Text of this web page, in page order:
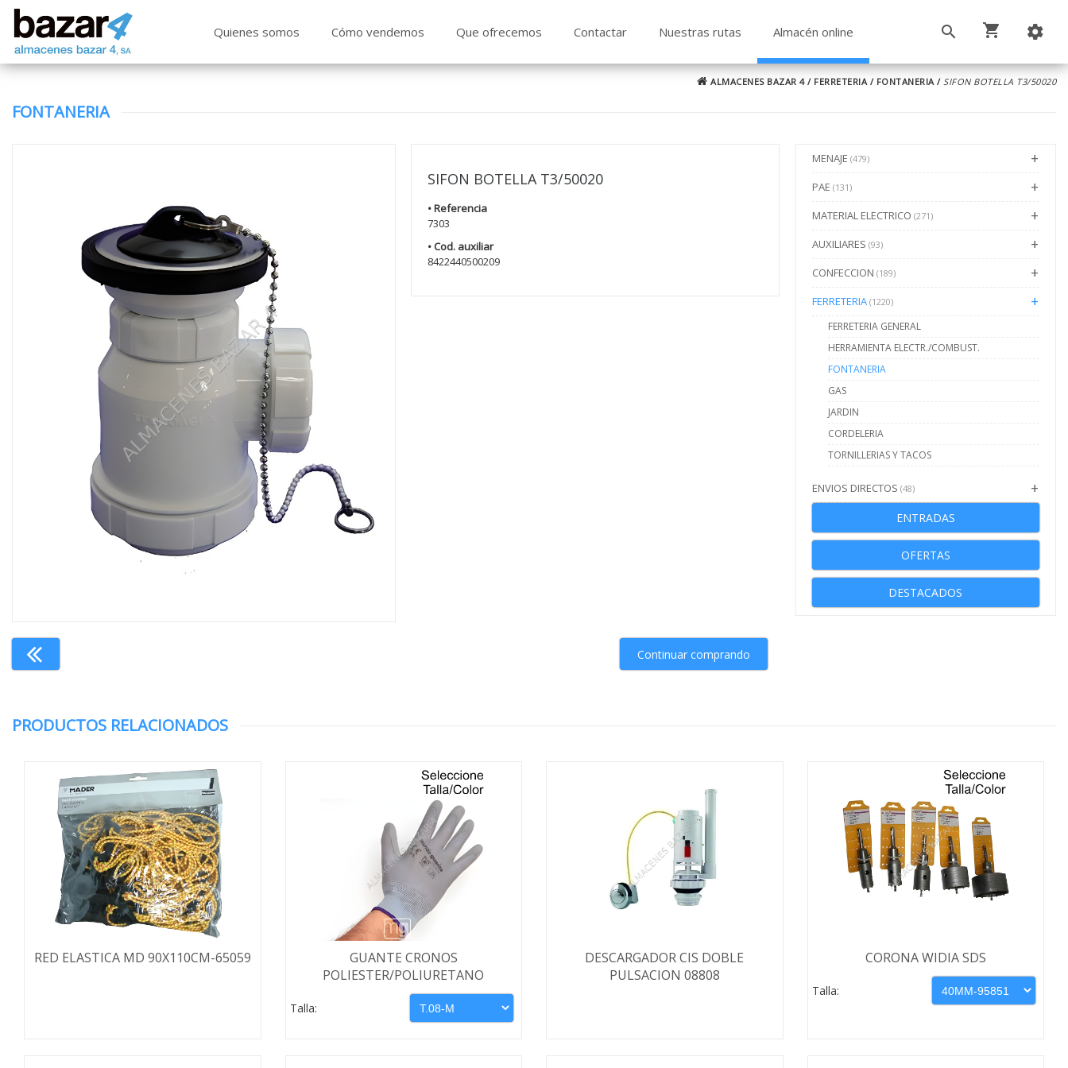
Quienes somos Cómo vendemos Que ofrecemos Contactar Nuestras rutas Almacén online
ALMACENES BAZAR 4/ FERRETERIA/ FONTANERIA/ SIFON BOTELLA T3/50020
FONTANERIA
MENAJE (479)
PAE (131)
MATERIAL ELECTRICO (271)
AUXILIARES (93)
CONFECCION (189)
FERRETERIA (1220)
FERRETERIA GENERAL
HERRAMIENTA ELECTR./COMBUST.
FONTANERIA
GAS
JARDIN
CORDELERIA
TORNILLERIAS Y TACOS
ENVIOS DIRECTOS (48)
ENTRADAS
OFERTAS
DESTACADOS
SIFON BOTELLA T3/50020
• Referencia
7303
• Cod. auxiliar
8422440500209
Continuar comprando
PRODUCTOS RELACIONADOS
RED ELASTICA MD 90X110CM-65059
GUANTE CRONOS
POLIESTER/POLIURETANO
Talla:
DESCARGADOR CIS DOBLE
PULSACION 08808
CORONA WIDIA SDS
Talla: